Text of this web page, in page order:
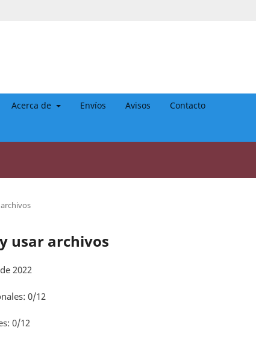
Acerca de Envíos Avisos Contacto
usar archivos
2022
0/12
0/12